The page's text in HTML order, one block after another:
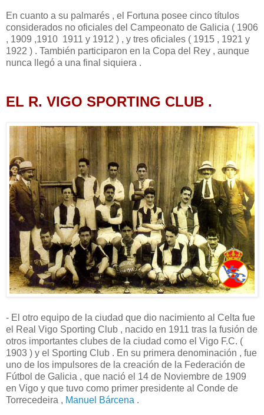
En cuanto a su palmarés , el Fortuna posee cinco títulos
considerados no oficiales del Campeonato de Galicia ( 1906
, 1909 ,1910 1911 y 1912 ) , y tres oficiales ( 1915 , 1921 y
1922 ) . También participaron en la Copa del Rey , aunque
nunca llegó a una final siquiera .
EL R. VIGO SPORTING CLUB .
- El otro equipo de la ciudad que dio nacimiento al Celta fue
el Real Vigo Sporting Club , nacido en 1911 tras la fusión de
otros importantes clubes de la ciudad como el Vigo F.C. (
1903 ) y el Sporting Club . En su primera denominación , fue
uno de los impulsores de la creación de la Federación de
Fútbol de Galicia , que nació el 14 de Noviembre de 1909
en Vigo y que tuvo como primer presidente al Conde de
Torrecedeira , Manuel Bárcena .